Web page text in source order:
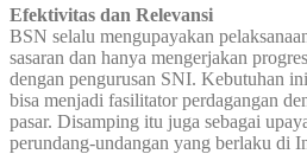
Efektivitas dan Relevansi
BSN selalu mengupayakan
sasaran dan hanya mengerjakan
dengan pengurusan SNI. Kebutuhan
bisa menjadi fasilitator perdagangan
pasar. Disamping itu juga sebagai
perundang-undangan yang berlaku di